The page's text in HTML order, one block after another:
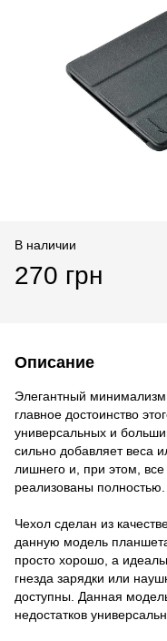
В наличии
270 грн
Описание
Элегантный
главное достоинство
универсальных и
сильно добавляет веса
лишнего и, при этом,
реализованы полностью.
Чехол сделан из
данную модель
просто хорошо, а
гнезда зарядки или
доступны. Данная
недостатков